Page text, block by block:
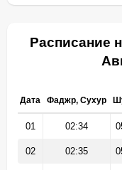
Расписание
Дата Фаджр, Сухур
01 02:34
02 02:35